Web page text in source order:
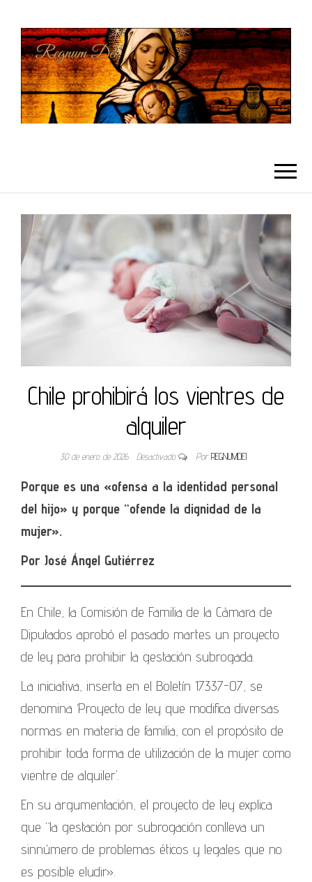
Chile prohibirá los vientres de
alquiler
30 de enero de 2026 Desactivado Por REGNUMDEI
Porque es una «ofensa a la identidad personal
del hijo» y porque “ofende la dignidad de la
mujer».
Por José Ángel Gutiérrez
En Chile, la Comisión de Familia de la Cámara de
Diputados aprobó el pasado martes un proyecto
de ley para prohibir la gestación subrogada.
La iniciativa, inserta en el Boletín 17337-07, se
denomina ‘Proyecto de ley que modifica diversas
normas en materia de familia, con el propósito de
prohibir toda forma de utilización de la mujer como
vientre de alquiler’.
En su argumentación, el proyecto de ley explica
que “la gestación por subrogación conlleva un
sinnúmero de problemas éticos y legales que no
es posible eludir».